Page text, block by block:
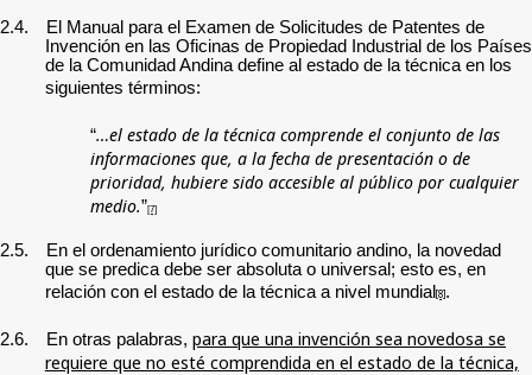
2.4.
E l Manual para el Examen de Solicitudes de Patentes de
Invención en las Oficinas de Propiedad Industrial de los Países
de la Comunidad Andina define al estado de la técnica en los
siguientes términos:
“…el estado de la técnica comprende el conjunto de las
informaciones que, a la fecha de presentación o de
prioridad, hubiere sido accesible al público por cualquier
medio.”[7]
2.5.
En el ordenamiento jurídico comunitario andino, la novedad
que se predica debe ser absoluta o universal; esto es, en
relación con el estado de la técnica a nivel mundial [8].
2.6. En otras palabras, para que una invención sea novedosa se
requiere que no esté comprendida en el estado de la técnica,